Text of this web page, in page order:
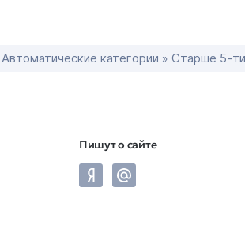
Автоматические категории » Старше 5-
Пишут о сайте